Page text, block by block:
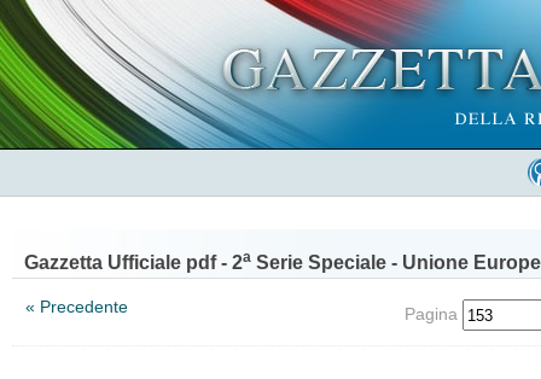
Gazzetta Ufficiale pdf - 2a Serie Speciale - Unione
« Precedente Pagina